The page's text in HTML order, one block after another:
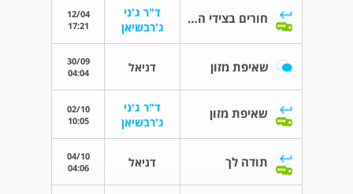
חורים בצידי הגרון
ד"ר ג'ני
ג'רבשיאן
12/04
17:21
שאיפת מזון דניאל
30/09
04:04
שאיפת מזון
ד"ר ג'ני
ג'רבשיאן
02/10
10:05
תודה לך דניאל
04/10
04:06